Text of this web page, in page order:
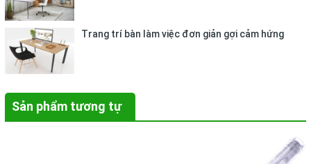
Trang trí bàn làm việc đơn giản gợi cảm hứng
Sản phẩm tương tự